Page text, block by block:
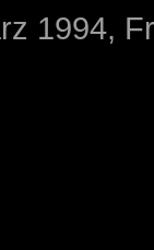
1994,